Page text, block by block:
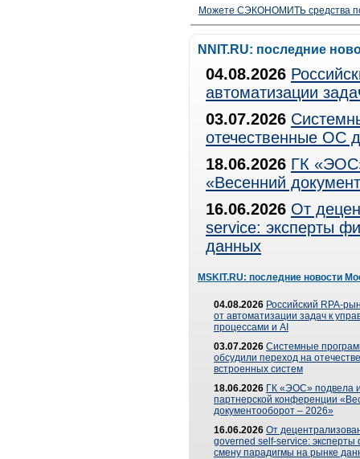
Можете СЭКОНОМИТЬ средства
NNIT.RU: последние
04.08.2026
автоматизации
03.07.2026
отечественные ОС
18.06.2026 ГК
«Весенний
16.06.2026 От
service: эксперты
данных
MSKIT.RU: последние новости
04.08.2026 Российский RPA-
от автоматизации задач к
процессами и AI
03.07.2026 Системные
обсудили переход на
встроенных систем
18.06.2026 ГК «ЭОС» подвела
партнерской конференции
документооборот – 2026»
16.06.2026 От
governed self-service: эксперты
смену парадигмы на рынке